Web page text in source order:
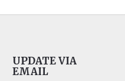
UPDATE VIA
EMAIL